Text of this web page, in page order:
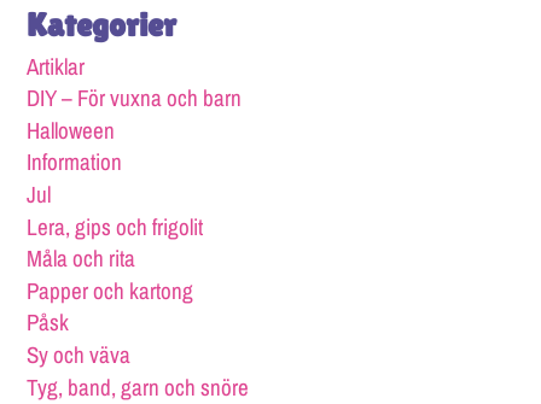
Kategorier
Artiklar
DIY – För vuxna och barn
Halloween
Information
Jul
Lera, gips och frigolit
Måla och rita
Papper och kartong
Påsk
Sy och väva
Tyg, band, garn och snöre